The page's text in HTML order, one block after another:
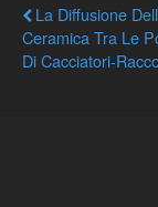
La Diffusione
Ceramica Tra Le
Di Cacciatori-